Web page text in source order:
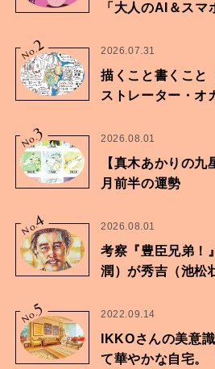
「大人のAI＆スマ
No.2 2026.07.31
描くこと書くこと
ストレーター・オ
No.
3 2026.08.01
【真木あかりの
月前半の運勢
No.
4 2026.08.01
考察『豊臣兄弟！
潤）が秀吉（池松
No.
5 2022.09.14
IKKOさんの美意
て華やかな自宅。